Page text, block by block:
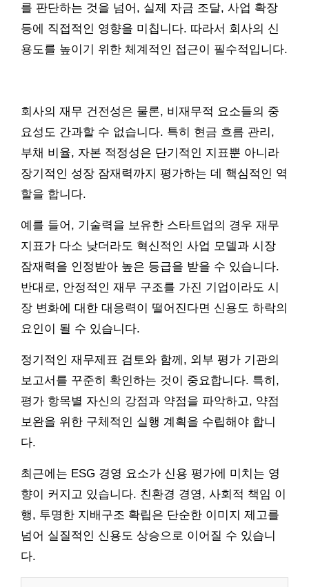
를 판단하는 것을 넘어, 실제 자금 조달, 사업 확장
등에 직접적인 영향을 미칩니다. 따라서 회사의 신
용도를 높이기 위한 체계적인 접근이 필수적입니다.
회사의 재무 건전성은 물론, 비재무적 요소들의 중
요성도 간과할 수 없습니다. 특히 현금 흐름 관리,
부채 비율, 자본 적정성은 단기적인 지표뿐 아니라
장기적인 성장 잠재력까지 평가하는 데 핵심적인 역
할을 합니다.
예를 들어, 기술력을 보유한 스타트업의 경우 재무
지표가 다소 낮더라도 혁신적인 사업 모델과 시장
잠재력을 인정받아 높은 등급을 받을 수 있습니다.
반대로, 안정적인 재무 구조를 가진 기업이라도 시
장 변화에 대한 대응력이 떨어진다면 신용도 하락의
요인이 될 수 있습니다.
정기적인 재무제표 검토와 함께, 외부 평가 기관의
보고서를 꾸준히 확인하는 것이 중요합니다. 특히,
평가 항목별 자신의 강점과 약점을 파악하고, 약점
보완을 위한 구체적인 실행 계획을 수립해야 합니
다.
최근에는 ESG 경영 요소가 신용 평가에 미치는 영
향이 커지고 있습니다. 친환경 경영, 사회적 책임 이
행, 투명한 지배구조 확립은 단순한 이미지 제고를
넘어 실질적인 신용도 상승으로 이어질 수 있습니
다.